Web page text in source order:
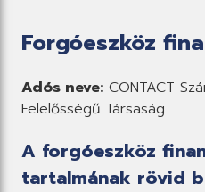
Forgóeszköz
Adós neve: CONTACT
Felelősségű Társaság
A forgóeszköz
tartalmának rövid